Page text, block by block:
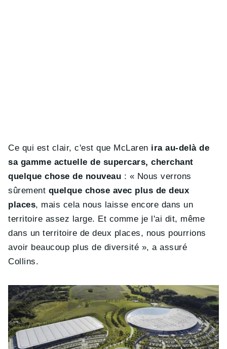
Ce qui est clair, c'est que McLaren ira au-delà de
sa gamme actuelle de supercars, cherchant
quelque chose de nouveau : « Nous verrons
sûrement quelque chose avec plus de deux
places, mais cela nous laisse encore dans un
territoire assez large. Et comme je l'ai dit, même
dans un territoire de deux places, nous pourrions
avoir beaucoup plus de diversité », a assuré
Collins.